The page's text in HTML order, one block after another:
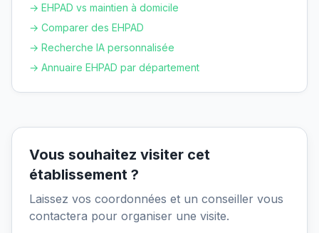
→ EHPAD vs maintien à domicile
→ Comparer des EHPAD
→ Recherche IA personnalisée
→ Annuaire EHPAD par département
Vous souhaitez visiter cet
établissement ?
Laissez vos coordonnées et un conseiller vous
contactera pour organiser une visite.